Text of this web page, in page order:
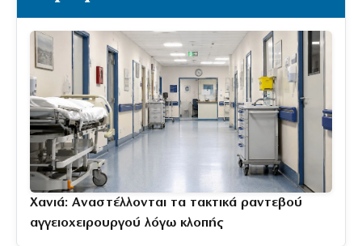
Χανιά: Αναστέλλονται τα τακτικά ραντεβού
αγγειοχειρουργού λόγω κλοπής